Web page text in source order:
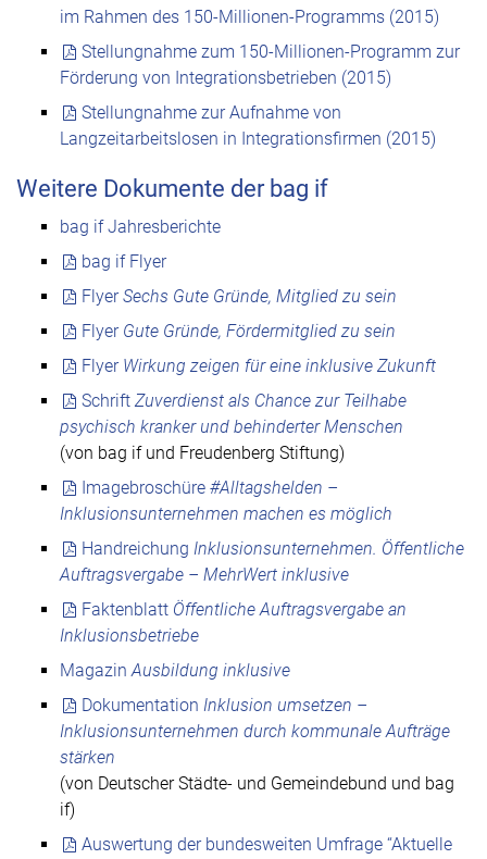
im Rahmen des 150-Millionen-Programms (2015)
Stellungnahme zum 150-Millionen-Programm zur
Förderung von Integrationsbetrieben (2015)
Stellungnahme zur Aufnahme von
Langzeitarbeitslosen in Integrationsfirmen (2015)
Weitere Dokumente der bag if
bag if Jahresberichte
bag if Flyer
FlyerSechs Gute Gründe, Mitglied zu sein
Flyer Gute Gründe, Fördermitglied zu sein
Flyer Wirkung zeigen für eine inklusive Zukunft
SchriftZuverdienst als Chance zur Teilhabe
psychisch kranker und behinderter Menschen
(von bag if und Freudenberg Stiftung)
Imagebroschüre #Alltagshelden –
Inklusionsunternehmen machen es möglich
HandreichungInklusionsunternehmen. Öffentliche
Auftragsvergabe – MehrWert inklusive
Faktenblatt Öffentliche Auftragsvergabe an
Inklusionsbetriebe
MagazinAusbildung inklusive
DokumentationInklusion umsetzen –
Inklusionsunternehmen durch kommunale Aufträge
stärken
(von Deutscher Städte- und Gemeindebund und bag
if)
Auswertung der bundesweiten Umfrage “Aktuelle